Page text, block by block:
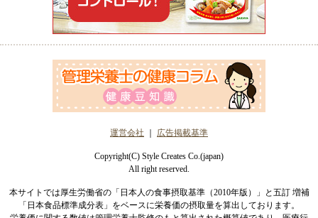
運営会社 広告掲載基準
Copyright(C) Style Creates Co.(japan)
All right reserved.
本サイトでは厚生労働省の「日本人の食事摂取基準（2010年版）」と五訂 増補
「日本食品標準成分表」をベースに栄養価の摂取量を算出しております。